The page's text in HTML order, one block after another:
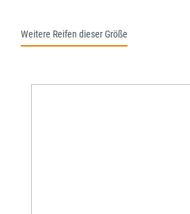
Weitere Reifen dieser Größe